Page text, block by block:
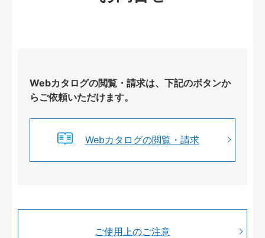
Webカタログの閲覧・請求は、下記のボタンか
らご依頼いただけます。
Webカタログの閲覧・請求
ご使用上のご注意